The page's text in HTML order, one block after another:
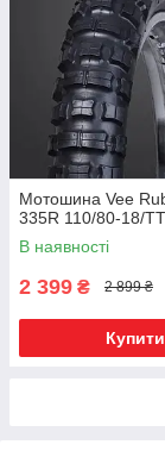
Мотошина Vee
335R 110/80-18/TT
В наявності
2 399 ₴ 2 899 ₴
Купити